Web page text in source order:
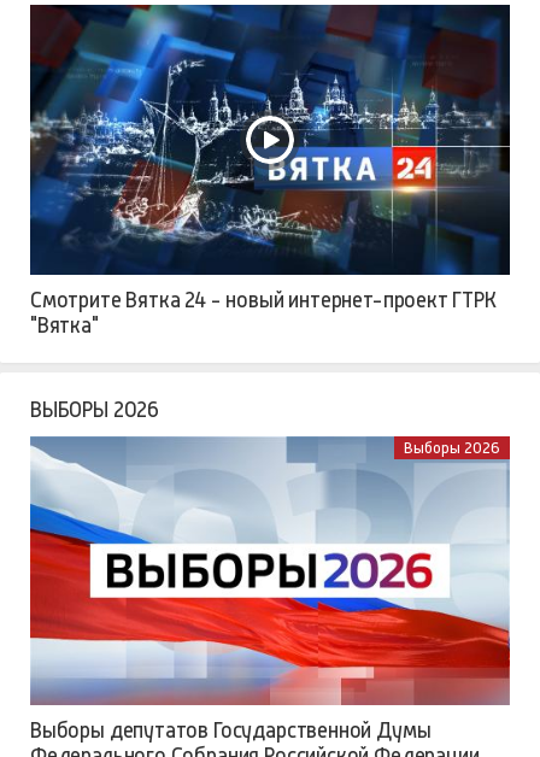
Смотрите Вятка 24 - новый интернет-проект ГТРК
"Вятка"
ВЫБОРЫ 2026
Выборы 2026
Выборы депутатов Государственной Думы